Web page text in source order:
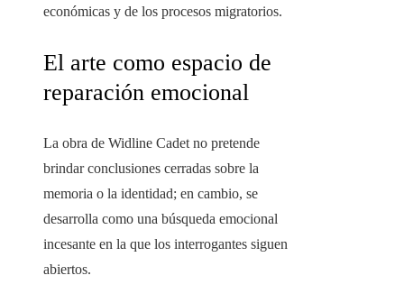
económicas y de los procesos migratorios.
El arte como espacio de
reparación emocional
La obra de Widline Cadet no pretende
brindar conclusiones cerradas sobre la
memoria o la identidad; en cambio, se
desarrolla como una búsqueda emocional
incesante en la que los interrogantes siguen
abiertos.